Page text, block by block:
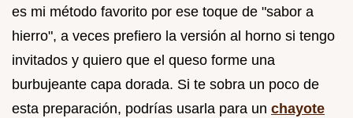
es mi método favorito por ese toque de "sabor a
hierro", a veces prefiero la versión al horno si tengo
invitados y quiero que el queso forme una
burbujeante capa dorada. Si te sobra un poco de
esta preparación, podrías usarla para un chayote